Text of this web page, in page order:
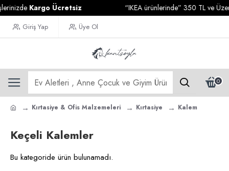
Kargo Ücretsiz “IKEA ürünlerinde” 350 TL ve
Giriş Yap Üye Ol
0
Kırtasiye & Ofis Malzemeleri Kırtasiye Kalem
Keçeli Kalemler
Bu kategoride ürün bulunamadı.